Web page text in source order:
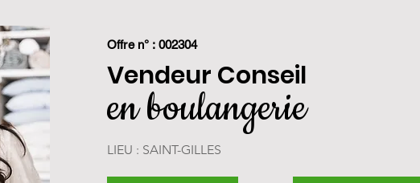
Offre n° : 002304
Vendeur Conseil
en boulangerie
LIEU : SAINT-GILLES